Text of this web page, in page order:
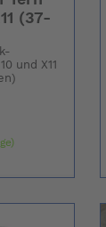
(37-
und X11